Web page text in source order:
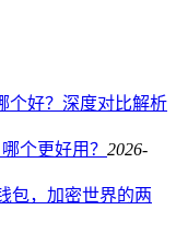
个好？深度对比解析
个更好用？ 2026-
包，加密世界的两